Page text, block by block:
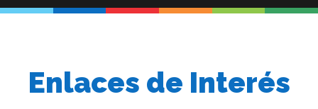
Enlaces de Interés